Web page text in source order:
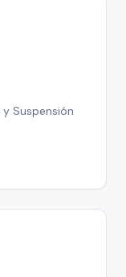
Suspensión